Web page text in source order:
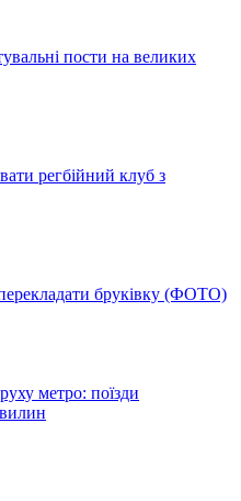
пости на великих
регбійний клуб з
бруківку (ФОТО)
метро: поїзди